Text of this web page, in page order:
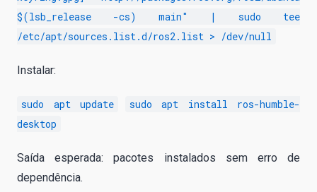
$(lsb_release -cs) main" | sudo tee
/etc/apt/sources.list.d/ros2.list > /dev/null
Instalar:
sudo apt update
sudo apt install ros-humble-
desktop
Saída esperada: pacotes instalados sem erro de
dependência.